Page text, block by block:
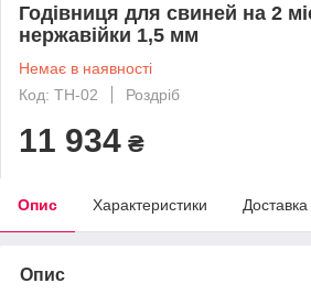
Годівниця для свиней на 2
нержавійки 1,5 мм
Немає в наявності
Код: ТН-02
Роздріб
11 934 ₴
Опис Характеристики Доставка
Опис